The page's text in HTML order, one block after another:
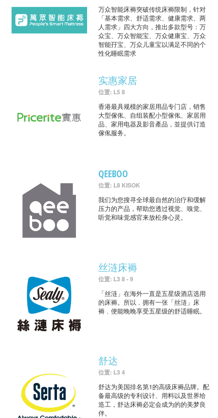
万众智能床褥突破传统床褥限制，针对
「基本需求、舒适需求、健康需求、两
人需求」四大方向，推出多款型号：万
众宝、万众智能宝、万众健康宝、万众
智能孖宝、万众儿童宝以满足不同的个
性化睡眠需求
实惠家居
位置: L5 8
香港最具规模的家居用品专门店，销售
大型傢俬、自组装配小型傢俬、家居用
品、家用电器及影音產品，並提供订造
傢俬服务。
QEEBOO
位置: L8 KISOK
我们为您搜寻全球最自然的治疗和缓解
压力的产品，帮助您透过视觉、嗅觉、
听觉和味觉感官来放松身心灵。
丝涟床褥
位置: L3 8 - 9
「丝涟」在海外一直是五星级酒店选用
的床褥。所以﹐拥有一张「丝涟」床
褥﹐便能晚晚享受五星级的舒适睡眠。
舒达
位置: L3 4
舒达为美国排名第1的高级床褥品牌。配
备最高级的专利设计、用料以及世界给
造工，舒达床褥必定会成为的的美梦良
伴。